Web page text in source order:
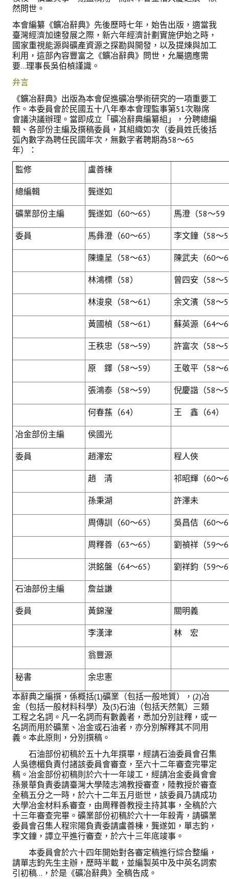
然問世。
本會編纂《鑛冶辭典》先後歷時七年，始告出版，適當我
臺灣經濟加速發展之際，新六年經濟計劃實施伊始之時，
國家重視能源與礦產資源之探勘與開發，以及提煉與加工
利用，這部內容豐富之《鑛冶辭典》問世，允屬適應需
要…理事長吳伯楨謹識。
弁言
《鑛冶辭典》出版為本會促進礦冶學術研究的一項重要工
作。本委員會於民國五十八年奉本會理監事第51次聯席
會議決議辦理。當即成立「礦冶辭典編纂組」，分聘總編
輯、各部份主編及撰稿委員，其組織如次（委員姓氏後括
弧內數字為聘任民國年次，無數字者聘期為58～65
年）：
監修
盧善棟
總編輯 龔遂如
礦業部份主編 龔遂如（60～65） 馬澄（58～59
委員 馬彝澄（60～65） 李文鐘（58～
陳連呈（58～63） 陳武夫（60～
林鴻標（58） 曾四安（58～
林浚泉（58～61） 余文濱（58～
黃國楨（58～61） 蘇英源（64～
王秩忠（58～59） 許富次（58～
原 鐸（58～59） 王敬平（58～
張鴻泰（58～59） 倪慶諧（58～
何春蓀（64） 王 鑫（64）
冶金部份主編 侯國光
委員 趙澤宏 程人俠
趙 清 祁昭輝（60～
孫秉湖 許澤未
周傳訓（60～65） 吳昌佶（60～
周釋善（63～65） 劉禎祥（59～
洪銘盤（64～65） 劉祥鈞（59～
石油部份主編 詹益謙
委員 黃錦瀅 關明義
李漢津 林 宏
翁豐源
秘書
余忠憲
本辭典之編撰，係概括(1)礦業（包括一般地質），(2)冶
金（包括一般材料科學）及(3)石油（包括天然氣）三類
工程之名詞。凡一名詞而有數義者，悉加分別註釋，或一
名詞而用於礦業、冶金或石油者，亦分別解釋其不同用
義。本此原則，分別撰稿。
石油部份初稿於五十九年撰畢，經請石油委員會召集
人吳德楣負責付諸該委員會審查，至六十二年審查完畢定
稿。冶金部份初稿則於六十一年竣工，經請冶金委員會會
孫景華負責委請臺灣大學陸志鴻教授審查，陸教授於審查
全稿五分之一時，於六十二年五月逝世，該委員乃請成功
大學冶金材料系審查，由周釋善教授主持其事，全稿於六
十三年審查完畢。礦業部份初稿於六十一年殺青，請礦業
委員會召集人程宗陽負責委請盧善棟，龔遂如，單志鈞，
李文鐘，譚立平進行審查，於六十三年底竣事。
本委員會於六十四年開始對各審定稿進行綜合整編，
請單志鈞先生主辦，歷時半載，並編製英中及中英名詞索
引初稿…，於是《礦冶辭典》全稿告成。